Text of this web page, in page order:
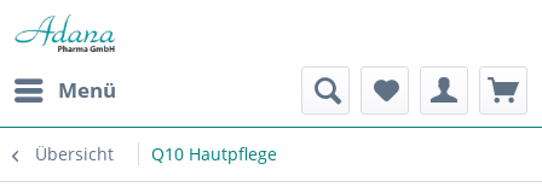
Menü
Übersicht Q10 Hautpflege